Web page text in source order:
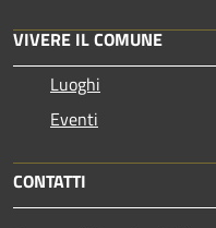
VIVERE IL COMUNE
Luoghi
Eventi
CONTATTI